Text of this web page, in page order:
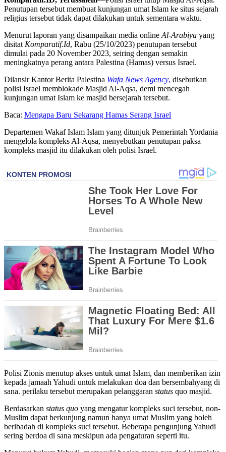
Penutupan tersebut membuat kunjungan umat Islam ke situs sejarah
religius tersebut tidak dapat dilakukan untuk sementara waktu.
Menurut laporan yang disampaikan media online Al-Arabiya yang
disitat Komparatif.Id, Rabu (25/10/2023) penutupan tersebut
dimulai pada 20 November 2023, seiring dengan semakin
meningkatnya perang antara Palestina (Hamas) versus Israel.
Dilansir Kantor Berita Palestina Wafa News Agency, disebutkan
polisi Israel memblokade Masjid Al-Aqsa, demi mencegah
kunjungan umat Islam ke masjid bersejarah tersebut.
Baca: Mengapa Baru Sekarang Hamas Serang Israel
Departemen Wakaf Islam Islam yang ditunjuk Pemerintah Yordania
mengelola kompleks Al-Aqsa, menyebutkan penutupan paksa
kompleks masjid itu dilakukan oleh polisi Israel.
Polisi Zionis menutup akses untuk umat Islam, dan memberikan izin
kepada jamaah Yahudi untuk melakukan doa dan bersembahyang di
sana. perilaku tersebut merupakan pelanggaran status quo masjid.
Berdasarkan status quo yang mengatur kompleks suci tersebut, non-
Muslim dapat berkunjung namun hanya umat Muslim yang boleh
beribadah di kompleks suci tersebut. Beberapa pengunjung Yahudi
sering berdoa di sana meskipun ada pengaturan seperti itu.